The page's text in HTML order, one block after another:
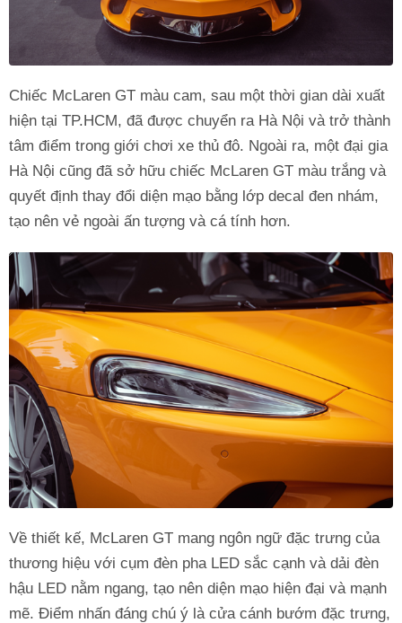
Chiếc McLaren GT màu cam, sau một thời gian dài xuất
hiện tại TP.HCM, đã được chuyển ra Hà Nội và trở thành
tâm điểm trong giới chơi xe thủ đô. Ngoài ra, một đại gia
Hà Nội cũng đã sở hữu chiếc McLaren GT màu trắng và
quyết định thay đổi diện mạo bằng lớp decal đen nhám,
tạo nên vẻ ngoài ấn tượng và cá tính hơn.
Về thiết kế, McLaren GT mang ngôn ngữ đặc trưng của
thương hiệu với cụm đèn pha LED sắc cạnh và dải đèn
hậu LED nằm ngang, tạo nên diện mạo hiện đại và mạnh
mẽ. Điểm nhấn đáng chú ý là cửa cánh bướm đặc trưng,